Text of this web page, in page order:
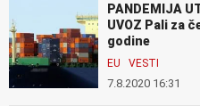
PANDEMIJA
UVOZ Pali za
godine
EU VESTI
7.8.2020 16:31